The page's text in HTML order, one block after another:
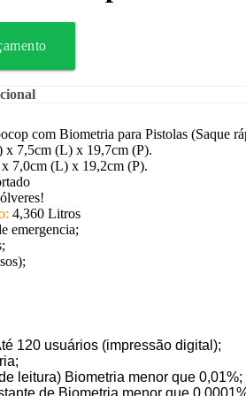
com Biometria para Pistolas (Saque
x 7,5cm (L) x 19,7cm (P).
7,0cm (L) x 19,2cm (P).
4,360 Litros
emergencia;
120 usuários (impressão digital);
leitura) Biometria menor que 0,01%;
de Biometria menor que